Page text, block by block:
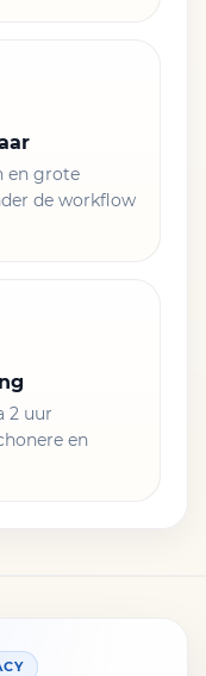
en grote
de workflow
2 uur
en